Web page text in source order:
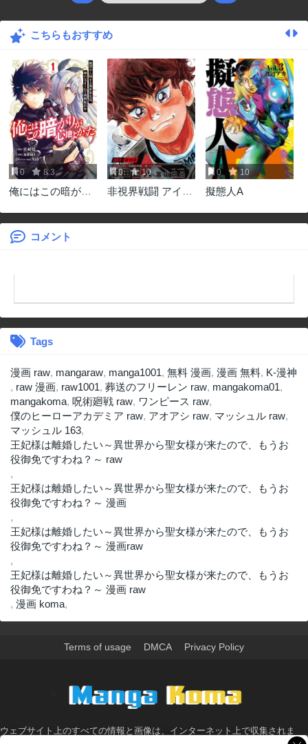
こちらもおすすめ
0 8.3
俺にはこの暗がり
0 10
非視界戦闘 アイア
0 10
擬態人A
コメント
Tags
漫画 raw, mangaraw, manga1001, 無料 漫画, 漫画 無料, K-漫神
, raw 漫画, raw1001, 葬送のフリーレン raw, mangakoma01,
mangakoma, 呪術廻戦 raw, ワンピース raw,
僕のヒーローアカデミア raw, アオアシ raw, マッシュル raw,
マッシュル 163,
王妃様は離婚したい～異世界から聖女様が来たので、もうお
役御免ですわね？～ raw
,
王妃様は離婚したい～異世界から聖女様が来たので、もうお
役御免ですわね？～ 漫画
,
王妃様は離婚したい～異世界から聖女様が来たので、もうお
役御免ですわね？～ 漫画raw
,
王妃様は離婚したい～異世界から聖女様が来たので、もうお
役御免ですわね？～ 漫画 raw
, 漫画 koma,
Terms of usage DMCA Privacy Policy
ウェブサイト上のすべての情報と画像は、インターネット上で収集されま